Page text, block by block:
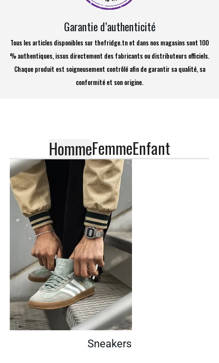
Garantie d’authenticité
Tous les articles disponibles sur thefridge.tn et dans nos magasins sont 100
% authentiques, issus directement des fabricants ou distributeurs officiels.
Chaque produit est soigneusement contrôlé afin de garantir sa qualité, sa
conformité et son origine.
HommeFemmeEnfant
Sneakers